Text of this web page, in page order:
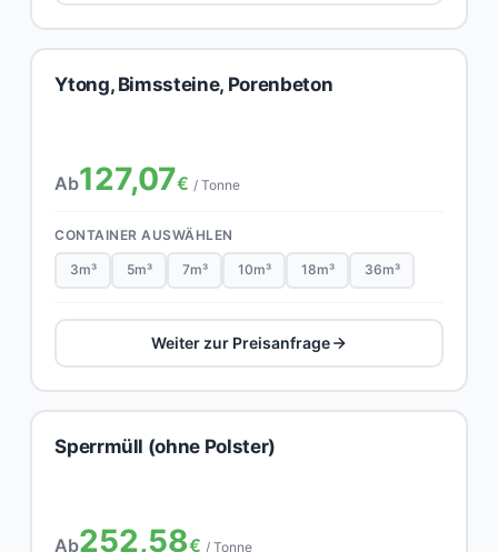
Ytong, Bimssteine, Porenbeton
Ab127,07€ / Tonne
CONTAINER AUSWÄHLEN
3m³ 5m³ 7m³ 10m³ 18m³ 36m³
Weiter zur Preisanfrage
Sperrmüll (ohne Polster)
Ab252,58€ / Tonne